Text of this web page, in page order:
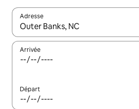
Adresse
Lorsque les résultats s'affichent,
Arrivée
Départ